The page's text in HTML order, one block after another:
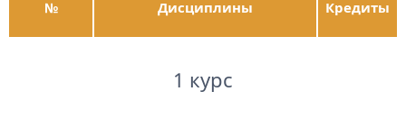
№ Дисциплины Кредиты
1 курс